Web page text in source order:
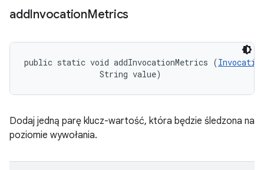
addInvocationMetrics
public static void addInvocationMetrics (
                String value)
Dodaj jedną parę klucz-wartość, która będzie śledzona na
poziomie wywołania.